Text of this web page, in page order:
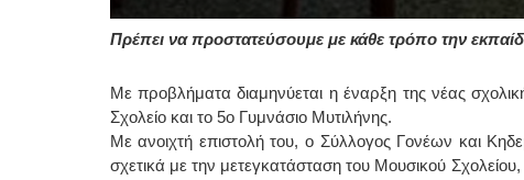
Πρέπει να προστατεύσουμε με κάθε τρόπο την
Με προβλήματα διαμηνύεται η έναρξη της νέας
Σχολείο και το 5ο Γυμνάσιο Μυτιλήνης.
Με ανοιχτή επιστολή του, ο Σύλλογος Γονέων και
σχετικά με την μετεγκατάσταση του Μουσικού